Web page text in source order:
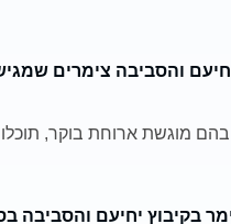
והסביבה צימרים
בהם מוגשת ארוחת בוקר,
בקיבוץ יחיעם והסביבה